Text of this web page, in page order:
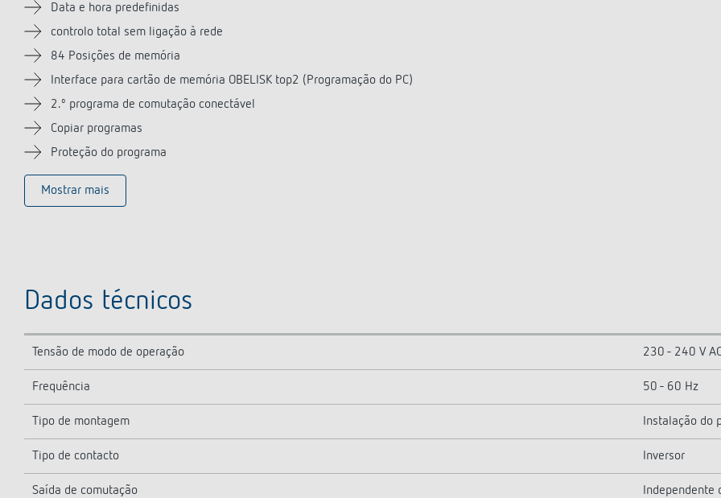
Data e hora predefinidas
controlo total sem ligação à rede
84 Posições de memória
Interface para cartão de memória OBELISK top2 (Programação do PC)
2.º programa de comutação conectável
Copiar programas
Proteção do programa
Mostrar mais
Dados técnicos
Tensão de modo de operação 230 - 240 V
Frequência 50 - 60 Hz
Tipo de montagem Instalação do
Tipo de contacto Inversor
Saída de comutação Independente